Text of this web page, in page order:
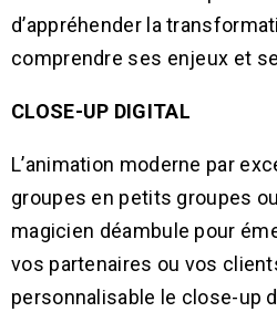
d’appréhender la
comprendre ses enjeux et
CLOSE-UP DIGITAL
L’animation moderne par
groupes en petits groupes
magicien déambule pour
vos partenaires ou vos
personnalisable le close-up